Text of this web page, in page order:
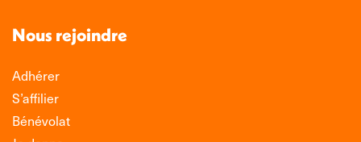
Nous rejoindre
Adhérer
S’affilier
Bénévolat